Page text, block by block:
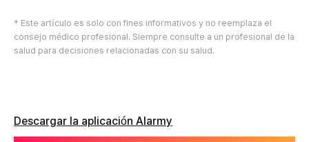
* Este artículo es solo con fines informativos y no reemplaza el
consejo médico profesional. Siempre consulte a un profesional de la
salud para decisiones relacionadas con su salud.
Descargar la aplicación Alarmy